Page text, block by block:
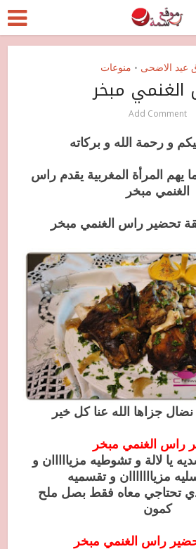
عيد الاضحى • منوعات
الغنمي مبخر
Add Comment
و رحمة الله و بركاته
يهم المرأة المغربية يقدم راس
الغنمي مبخر
تحضير راس الغنمي مبخر
جزاها الله عنا كل خير
راس الغنمي مبخر
يا لالة و تشوطيه مزيااااان و
مزيااااااان و تقسميه
تحتاجي معاه فقط بصل ملح
كمون
راس الغنمي مبخر